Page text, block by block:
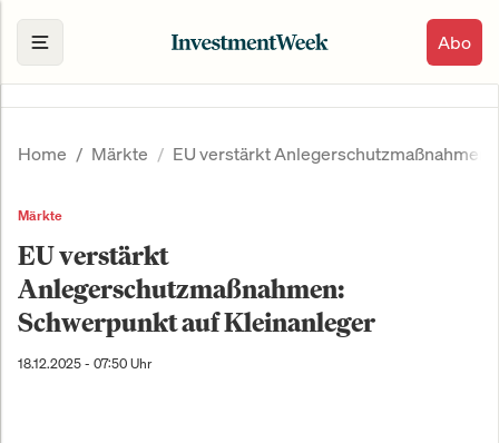
Abo
Home Märkte EU verstärkt
Märkte
EU verstärkt
Anlegerschutzmaßnahmen:
Schwerpunkt auf Kleinanleger
18.12.2025 - 07:50 Uhr